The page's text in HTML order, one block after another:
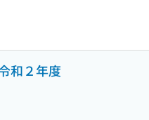
和２年度